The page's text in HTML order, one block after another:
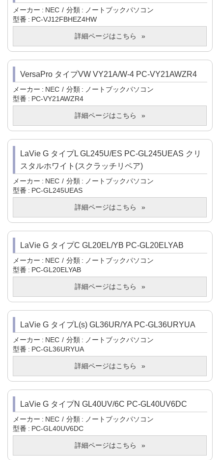
メーカー NEC 分類
ノートブックパソコン
型番
PC-VJ12FBHEZ4HW
詳細ページはこちら
VersaPro タイプVW VY21A/W-4 PC-VY21AWZR4
メーカー NEC 分類
ノートブックパソコン
型番
PC-VY21AWZR4
詳細ページはこちら
LaVie G タイプL GL245U/ES PC-GL245UEAS クリ
スタルホワイト(スクラッチリペア)
メーカー NEC 分類
ノートブックパソコン
型番
PC-GL245UEAS
詳細ページはこちら
LaVie G タイプC GL20EL/YB PC-GL20ELYAB
メーカー NEC 分類
ノートブックパソコン
型番
PC-GL20ELYAB
詳細ページはこちら
LaVie G タイプL(s) GL36UR/YA PC-GL36URYUA
メーカー NEC 分類
ノートブックパソコン
型番
PC-GL36URYUA
詳細ページはこちら
LaVie G タイプN GL40UV/6C PC-GL40UV6DC
メーカー NEC 分類
ノートブックパソコン
型番
PC-GL40UV6DC
詳細ページはこちら